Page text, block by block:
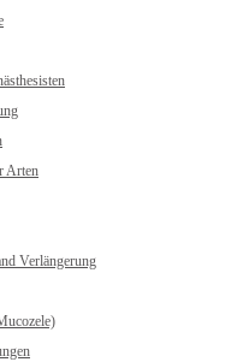
Arten
Verlängerung